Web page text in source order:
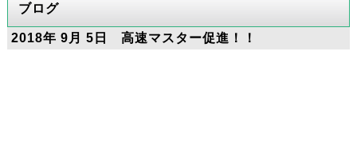
ブログ
2018年 9月 5日 高速マスター促進！！